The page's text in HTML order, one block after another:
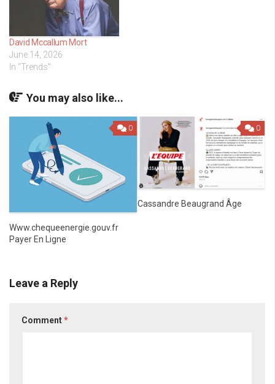
David Mccallum Mort
June 14, 2026
In "Trends"
You may also like...
0
Www.chequeenergie.gouv.fr
Payer En Ligne
0
Cassandre Beaugrand Âge
Leave a Reply
Comment*